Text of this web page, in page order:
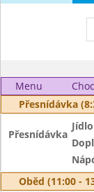
Menu
Přesnídávka
Přesnídávka
Jídlo
Oběd (11:00 -